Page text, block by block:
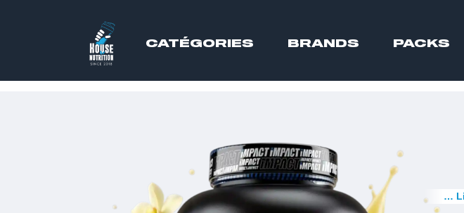
CATÉGORIES BRANDS PACKS
…